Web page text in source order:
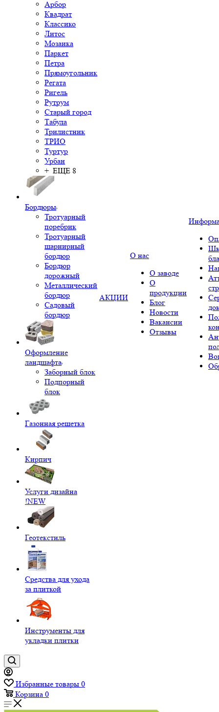
Арбор
Квадрат
Классико
Литос
Мозаика
Паркет
Петра
Прямоугольник
Регата
Ригель
Рутрум
Старый город
Табула
Трилистник
ТРИО
Туртур
Урбан
+ ЕЩЕ 8
Бордюры
Тротуарный
поребрик
Тротуарный
шарнирный
бордюр
Бордюр
дорожный
Металлический
бордюр
Садовый
бордюр
Оформление
ландшафта
Заборный блок
Подпорный
блок
Газонная решетка
Кирпич
Услуги дизайна
!NEW
Геотекстиль
Средства для ухода
за плиткой
Инструменты для
укладки плитки
АКЦИИ
О нас
О заводе
О
продукции
Блог
Новости
Вакансии
Отзывы
Избранные товары 0
Корзина 0